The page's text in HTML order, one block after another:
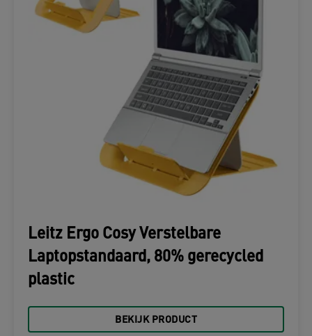
Leitz Ergo Cosy Verstelbare
Laptopstandaard, 80% gerecycled
plastic
BEKIJK PRODUCT